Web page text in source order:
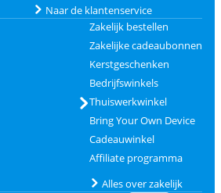
Naar de klantenservice
Zakelijk bestellen
Zakelijke cadeaubonnen
Kerstgeschenken
Bedrijfswinkels
Thuiswerkwinkel
Bring Your Own Device
Cadeauwinkel
Affiliate programma
Alles over zakelijk